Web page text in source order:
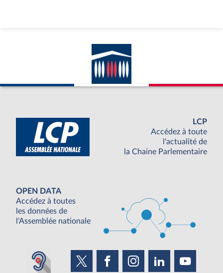
LCP
Accédez à toute
l'actualité de
la Chaine Parlementaire
OPEN DATA
Accédez à toutes
les données de
l'Assemblée nationale